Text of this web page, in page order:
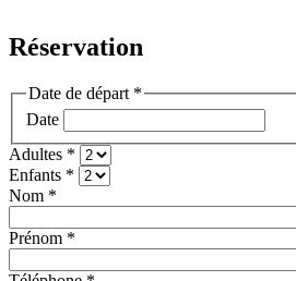
Réservation
Date de départ *
Date
Adultes *
Enfants *
Nom *
Prénom *